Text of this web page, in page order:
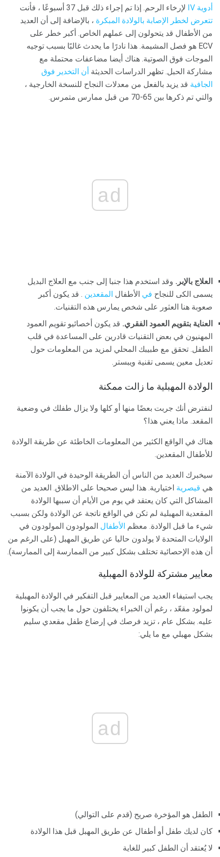
أدوية IV
لإرخاء الرحم. إذا تم إجراء ذلك قبل 37 أسبوعًا ، فأنت
تتعرض لخطر الإصابة بالولادة المبكرة ، بالإضافة إلى أن العديد
من الأطفال قد يتحولون إلى عملهم الخاص. أكبر خطر على
ECV هو فصل المشيمة. هذا نادرًا ما يحدث غالبًا بسبب توجيه
الموجات فوق الصوتية. هناك أيضا مضاعفات محتملة مع
مشاركة الحبل. تظهر الدراسات الحديثة أن التخدير فوق
الجافية قد يزيد بالفعل من معدلات النجاح للنسخة الخارجية ،
والتي تم ذكرها بين 65-70 من قبل ممارس متمرس.
ad
العلاج بالإبر. وقد استخدم هذا جنبا إلى جنب مع العلاج البديل
يسمى الكى للنجاح في الأطفال المقعدين . قد يكون أكبر
صعوبة هنا العثور على شخص يمارس هذه التقنيات.
العناية بتقويم العمود الفقري. قد يكون أخصائيو تقويم العمود
المهنيون في بعض التقنيات قادرين على المساعدة في قلب
الطفل. تحقق مع طبيبك المحلي لمزيد من المعلومات حول
تعديل معين يسمى تقنية ويبستر.
الولادة المهبلية ما زالت ممكنة
لنفترض أنك جربت بعضًا منها أو كلها ولا يزال طفلك في وضعية
المقعد. ماذا يعني هذا؟
هناك في الواقع الكثير من المعلومات الخاطئة عن طريقة الولادة
للأطفال المقعدين.
سيخبرك العديد من الناس أن الطريقة الوحيدة في الولادة الآمنة
هي قيصرية اختيارية. هذا ليس صحيحا على الاطلاق. العديد من
المشاكل التي كان يعتقد في يوم من الأيام أن سببها الولادة
المقعدية المهبلية لم تكن في الواقع ناتجة عن الولادة ولكن بسبب
شيء ما قبل الولادة. معظم الأطفال المولودون المولودون في
الولايات المتحدة لا يولدون حاليا عن طريق المهبل (على الرغم من
أن هذه الإحصائية تختلف بشكل كبير من الممارسة إلى الممارسة).
معايير مشتركة للولادة المهبلية
يجب استيفاء العديد من المعايير قبل التفكير في الولادة المهبلية
لمولود مقعّد ، رغم أن الخبراء يختلفون حول ما يجب أن يكونوا
عليه. بشكل عام ، تزيد فرصك في إرضاع طفل مقعدي سليم
بشكل مهبلي مع ما يلي:
ad
الطفل هو المؤخرة صريح (قدم على التوالي)
كان لديك طفل أو أطفال عن طريق المهبل قبل هذا الولادة
لا يُعتقد أن الطفل كبير للغاية